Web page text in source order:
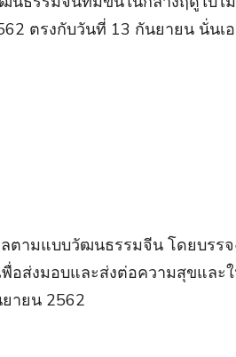
ตรงกับวันที่ 13 กันยายน นั่นเ
ลตามแบบวัฒนธรรมจีน โดยบ
อส่งมอบและส่งต่อความสุขแ
ายน 2562